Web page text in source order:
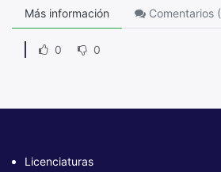
Más información Comentarios (
0 0
Licenciaturas